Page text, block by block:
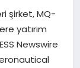
şirket, MQ-
yatırım
Newswire